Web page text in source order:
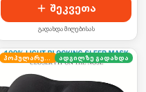
შეკვეთა
გადახდა მიღებისას
ადგილზე გადახდა